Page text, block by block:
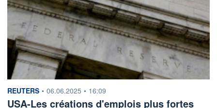
information fournie par
REUTERS • 06.06.2025 • 16:09
USA-Les créations d'emplois plus fortes